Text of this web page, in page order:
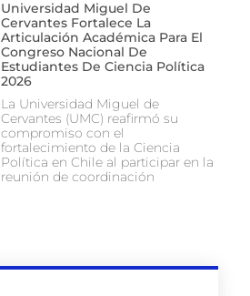
Universidad Miguel De
Cervantes Fortalece La
Articulación Académica Para El
Congreso Nacional De
Estudiantes De Ciencia Política
2026
La Universidad Miguel de
Cervantes (UMC) reafirmó su
compromiso con el
fortalecimiento de la Ciencia
Política en Chile al participar en la
reunión de coordinación